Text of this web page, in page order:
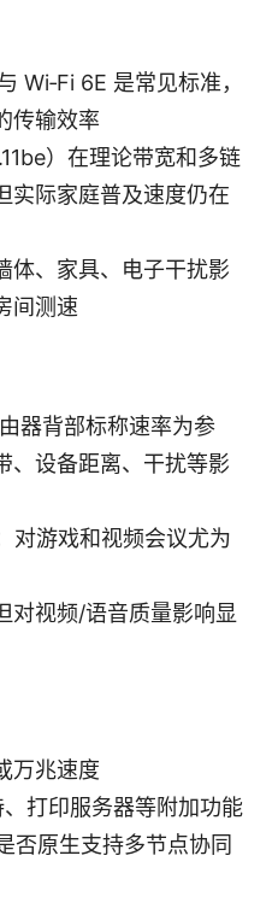
Wi‑Fi 6E 是常见标准，
传输效率
）在理论带宽和多链
实际家庭普及速度仍在
体、家具、电子干扰影
间测速
器背部标称速率为参
、设备距离、干扰等影
对游戏和视频会议尤为
对视频/语音质量影响显
万兆速度
打印服务器等附加功能
否原生支持多节点协同